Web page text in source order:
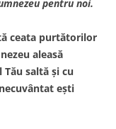
pentru noi.
ceata purtătorilor
aleasă
saltă şi cu
eşti